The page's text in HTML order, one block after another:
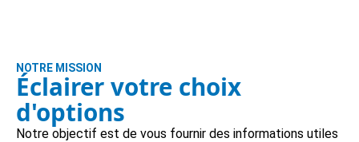
NOTRE MISSION
Éclairer votre choix
d'options
Notre objectif est de vous fournir des informations utiles